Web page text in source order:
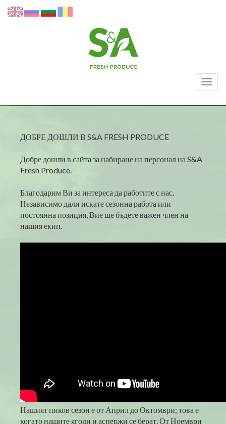
ДОБРЕ ДОШЛИ В S&A FRESH PRODUCE
Добре дошли в сайта за набиране на персонал на S&A
Fresh Produce.
Благодарим Ви за интереса да работите с нас.
Независимо дали искате сезонна работа или
постоянна позиция, Вие ще бъдете важен член на
нашия екип.
Нашият пиков сезон е от Април до Октомври; това е
когато нашите ягоди и аспержи се берат. От Ноември